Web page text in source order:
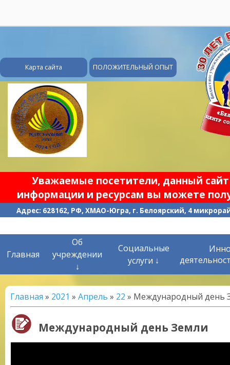
Карта сайта ПОЛОЖИТЕЛЬНЫЙ ОПЫТ
Уважаемые посетители, данный
информации и ресурсам вы можете
Адрес: 628162, РФ, ХМАО-Югра, г. Белоярский, 4
Главная
Об
учреждении
↓
Социальные
услуги ↓
Главная » 2021 » Апрель » 22 » Международный день
Международный день Земли